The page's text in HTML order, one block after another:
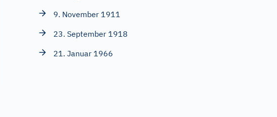
9. November 1911
23. September 1918
21. Januar 1966